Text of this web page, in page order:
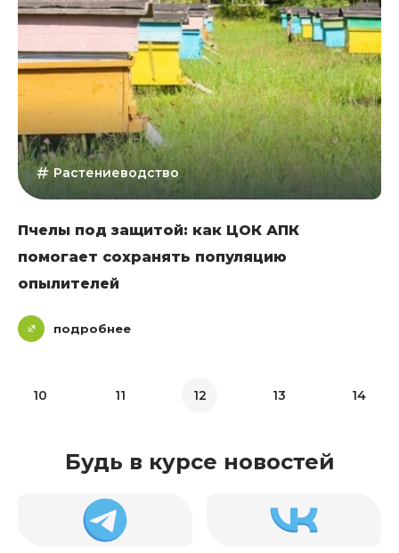
Растениеводство
Пчелы под защитой: как ЦОК АПК
помогает сохранять популяцию
опылителей
подробнее
10 11 12 13 14
Будь в курсе новостей